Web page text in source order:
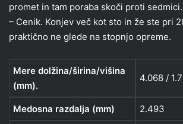
promet in tam poraba skoči proti sedmici.
– Cenik. Konjev več kot sto in že ste pri
praktično ne glede na stopnjo opreme.
Mere dolžina/širina/višina
(mm).
4.068 /
Medosna razdalja (mm) 2.493